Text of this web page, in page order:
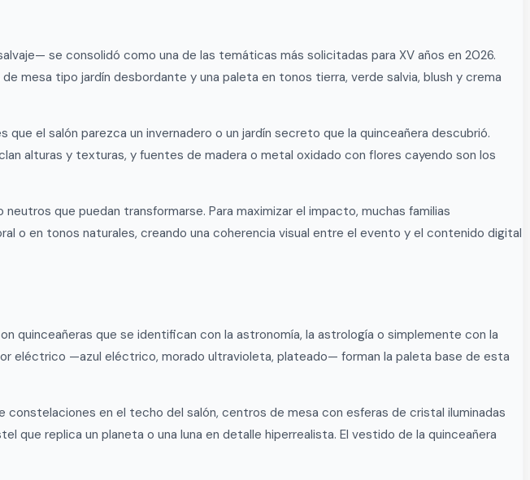
se consolidó como una de las temáticas más solicitadas para XV años en 2026.
mesa tipo jardín desbordante y una paleta en tonos tierra, verde salvia, blush y crema
el salón parezca un invernadero o un jardín secreto que la quinceañera descubrió.
alturas y texturas, y fuentes de madera o metal oxidado con flores cayendo son los
que puedan transformarse. Para maximizar el impacto, muchas familias
o en tonos naturales, creando una coherencia visual entre el evento y el contenido digital
quinceañeras que se identifican con la astronomía, la astrología o simplemente con la
eléctrico —azul eléctrico, morado ultravioleta, plateado— forman la paleta base de esta
en el techo del salón, centros de mesa con esferas de cristal iluminadas
replica un planeta o una luna en detalle hiperrealista. El vestido de la quinceañera